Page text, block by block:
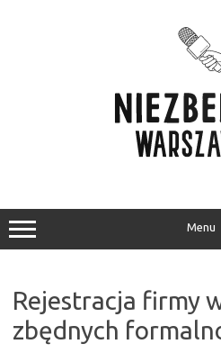
Menu
Rejestracja firmy
zbędnych